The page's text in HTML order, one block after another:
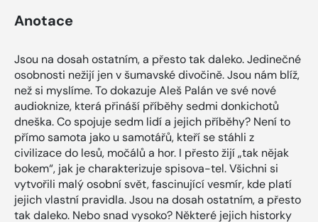
Anotace
Jsou na dosah ostatním, a přesto tak daleko. Jedinečné
osobnosti nežijí jen v šumavské divočině. Jsou nám blíž,
než si myslíme. To dokazuje Aleš Palán ve své nové
audioknize, která přináší příběhy sedmi donkichotů
dneška. Co spojuje sedm lidí a jejich příběhy? Není to
přímo samota jako u samotářů, kteří se stáhli z
civilizace do lesů, močálů a hor. I přesto žijí „tak nějak
bokem“, jak je charakterizuje spisova-tel. Všichni si
vytvořili malý osobní svět, fascinující vesmír, kde platí
jejich vlastní pravidla. Jsou na dosah ostatním, a přesto
tak daleko. Nebo snad vysoko? Některé jejich historky